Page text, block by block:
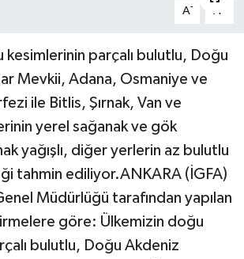
A- A
kesimlerinin parçalı bulutlu, Doğu
Mevkii, Adana, Osmaniye ve
ile Bitlis, Şırnak, Van ve
yerel sağanak ve gök
yağışlı, diğer yerlerin az bulutlu
tahmin ediliyor.ANKARA (İGFA)
Müdürlüğü tarafından yapılan
göre: Ülkemizin doğu
bulutlu, Doğu Akdeniz
Haberleri